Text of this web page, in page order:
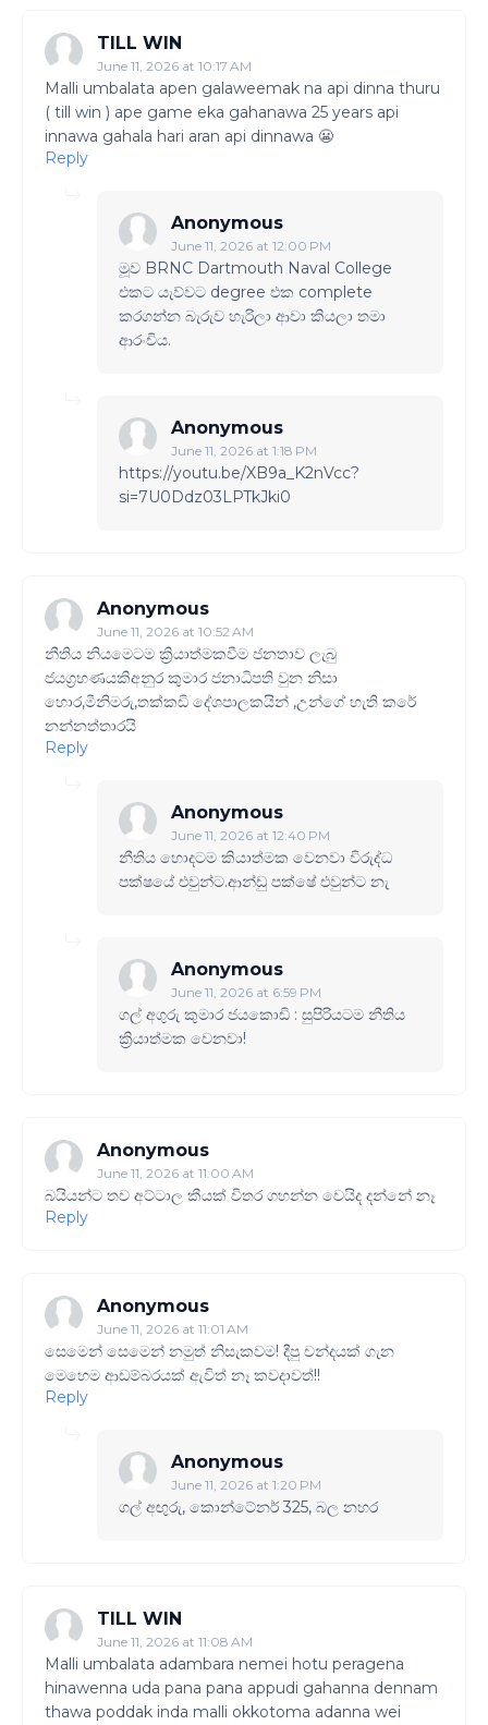
TILL WIN
June 11, 2026 at 10:17 AM
Malli umbalata apen galaweemak na api dinna thuru
( till win ) ape game eka gahanawa 25 years api
innawa gahala hari aran api dinnawa 😬
Reply
Anonymous
June 11, 2026 at 12:00 PM
මූව BRNC Dartmouth Naval College
එකට යැව්වට degree එක complete
කරගන්න බැරුව හැරිලා ආවා කියලා තමා
ආරංචිය.
Anonymous
June 11, 2026 at 1:18 PM
https://youtu.be/XB9a_K2nVcc?
si=7U0Ddz03LPTkJki0
Anonymous
June 11, 2026 at 10:52 AM
නීතිය නියමෙටම ක්‍රියාත්මකවීම ජනතාව ලැබු
ජයග්‍රහණයකිඅනුර කුමාර ජනාධිපති වුන නිසා
හොර,මීනිමරු,තක්කඩි දේශපාලකයින් ,උන්ගේ හැති කරේ
නන්නත්තාරයි
Reply
Anonymous
June 11, 2026 at 12:40 PM
නීතිය හොදටම කියාත්මක වෙනවා විරුද්ධ
පක්ෂයේ එවුන්ට.ආන්ඩු පක්ෂේ එවුන්ට නැ
Anonymous
June 11, 2026 at 6:59 PM
ගල් අගුරු කුමාර ජයකොඩි : සුපිරියටම නීතිය
ක්‍රියාත්මක වෙනවා!
Anonymous
June 11, 2026 at 11:00 AM
බයියන්ට තව අට්ටාල කීයක් විතර ගහන්න වෙයිද දන්නේ නෑ
Reply
Anonymous
June 11, 2026 at 11:01 AM
සෙමෙන් සෙමෙන් නමුත් නිසැකවම! දීපු චන්දයක් ගැන
මෙහෙම ආඩම්බරයක් ඇවිත් නෑ කවදාවත්!!
Reply
Anonymous
June 11, 2026 at 1:20 PM
ගල් අඟුරු, කොන්ටේනර් 325, බල නහර
TILL WIN
June 11, 2026 at 11:08 AM
Malli umbalata adambara nemei hotu peragena
hinawenna uda pana pana appudi gahanna dennam
thawa poddak inda malli okkotoma adanna wei